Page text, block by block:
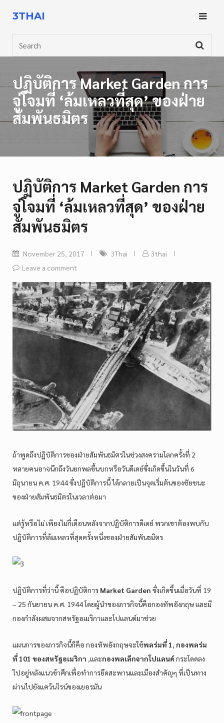
content
3THAI
ปฏิบัติการ Market Garden การ
จู่โจมที่ ‘ล้มเหลวที่สุด’ ของฝ่าย
สัมพันธมิตร
ปฏิบัติการ Market Garden การ
จู่โจมที่ ‘ล้มเหลวที่สุด’ ของฝ่าย
สัมพันธมิตร
November 25, 2017 3Thai
3thai
Leave a comment
ถ้าพูดถึงปฏิบัติการของฝ่ายสัมพันธมิตรในช่วงสงครามโลกครั้งที่ 2
หลายคนอาจนึกถึงวันยกพลขึ้นบกหรือวันดีเดย์ซึ่งเกิดขึ้นในวันที่ 6
มิถุนายน ค.ศ. 1944 ซึ่งปฏิบัติการนี้ ได้กลายเป็นจุดเริ่มต้นของชัยชนะ
ของฝ่ายสัมพันธมิตรในเวลาต่อมา
แต่รู้หรือไม่ เพียงไม่กี่เดือนหลังจากปฏิบัติการดีเดย์ พวกเขาต้องพบกับ
ปฏิบัติการที่ล้มเหลวที่สุดครั้งหนึ่งของฝ่ายสัมพันธมิตร
ปฏิบัติการที่ว่านี้ คือปฏิบัติการ Market Garden ซึ่งเกิดขึ้นเมื่อวันที่ 19
– 25 กันยายน ค.ศ. 1944 โดยผู้นำของภารกิจนี้คือกองทัพอังกฤษ และมี
กองกำลังผสมจากสหรัฐอเมริกาและโปแลนด์มาช่วย
แผนการของภารกิจนี้ก็คือ กองทัพอังกฤษจะใช้พลร่มที่ 1, กองพลร่ม
ที่ 101 ของสหรัฐอเมริกา ,และกองพลเล็กจากโปแลนด์กระโดดลง
ไปอยู่หลังแนวข้าศึกเพื่อทำการยึดสะพานและเมืองสำคัญๆ ที่เป็นทาง
ผ่านไปยังแคว้นไรน์ของเยอรมัน